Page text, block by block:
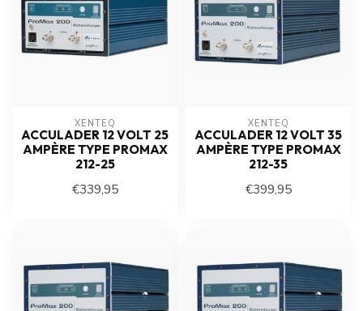
XENTEQ
ACCULADER 12 VOLT 25
AMPÈRE TYPE PROMAX
212-25
€339,95
XENTEQ
ACCULADER 12 VOLT 35
AMPÈRE TYPE PROMAX
212-35
€399,95